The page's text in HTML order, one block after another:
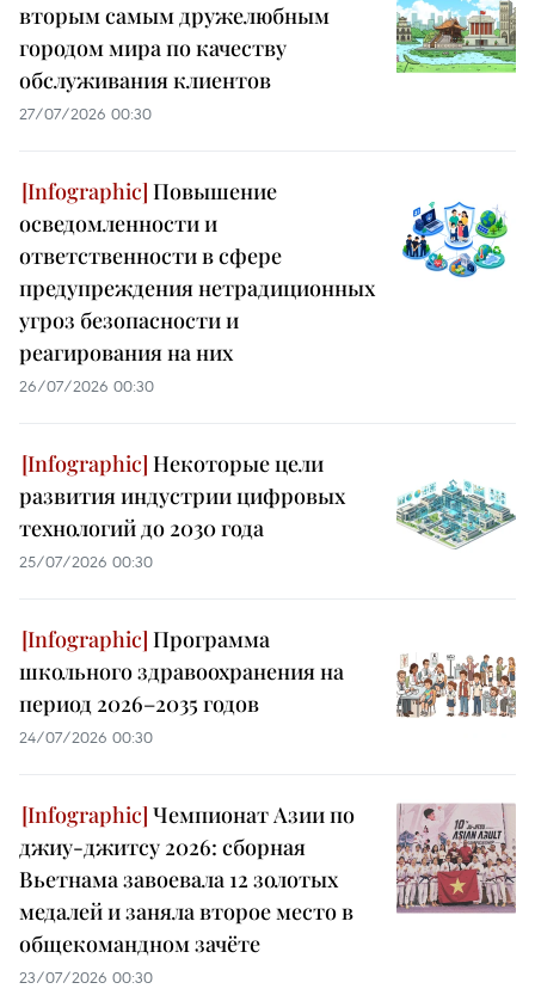
вторым самым дружелюбным
городом мира по качеству
обслуживания клиентов
27/07/2026 00:30
Повышение
осведомленности и
ответственности в сфере
предупреждения нетрадиционных
угроз безопасности и
реагирования на них
26/07/2026 00:30
Некоторые цели
развития индустрии цифровых
технологий до 2030 года
25/07/2026 00:30
Программа
школьного здравоохранения на
период 2026–2035 годов
24/07/2026 00:30
Чемпионат Азии по
джиу-джитсу 2026: сборная
Вьетнама завоевала 12 золотых
медалей и заняла второе место в
общекомандном зачёте
23/07/2026 00:30